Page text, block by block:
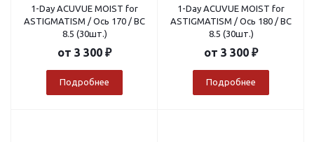
1-Day ACUVUE MOIST for
ASTIGMATISM / Ось 170 / BC
8.5 (30шт.)
от 3 300 ₽
Подробнее
1-Day ACUVUE MOIST for
ASTIGMATISM / Ось 180 / BC
8.5 (30шт.)
от 3 300 ₽
Подробнее